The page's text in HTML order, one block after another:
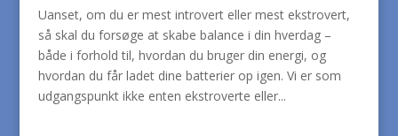
Uanset, om du er mest introvert eller mest ekstrovert,
så skal du forsøge at skabe balance i din hverdag –
både i forhold til, hvordan du bruger din energi, og
hvordan du får ladet dine batterier op igen. Vi er som
udgangspunkt ikke enten ekstroverte eller...